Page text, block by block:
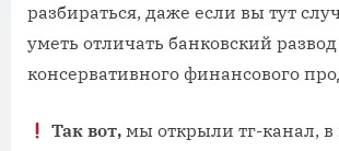
разбираться, даже если вы тут
уметь отличать банковский развод
консервативного финансового
Так вот, мы открыли тг-канал, в